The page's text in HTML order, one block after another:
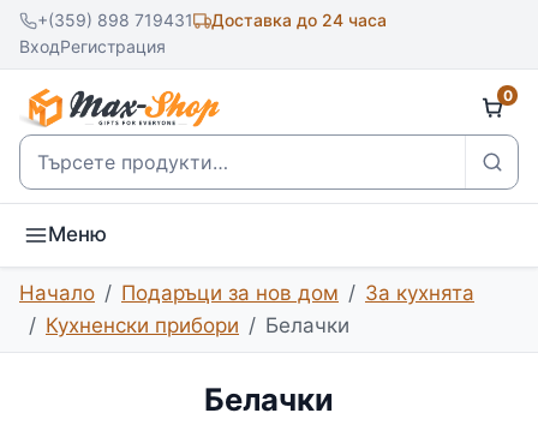
+(359) 898 719431
Доставка до 24 часа
ВходРегистрация
Търсене
0
Меню
Начало Подаръци за нов дом
За кухнята
Кухненски прибори
Белачки
Белачки